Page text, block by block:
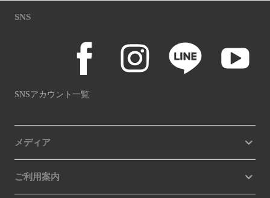
SNS
SNSアカウント一覧
メディア
ご利用案内